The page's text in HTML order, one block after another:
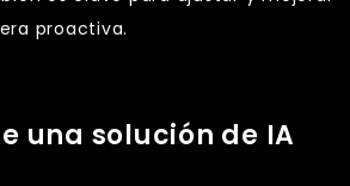
proactiva.
una solución de IA